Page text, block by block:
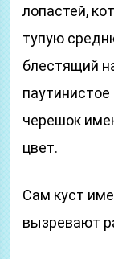
лопастей,
тупую
блестящий
черешок
цвет.
Сам куст
вызревают